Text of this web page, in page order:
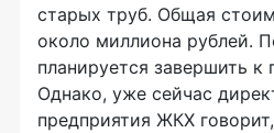
старых труб. Общая
около миллиона рублей.
планируется завершить к
Однако, уже сейчас
предприятия ЖКХ